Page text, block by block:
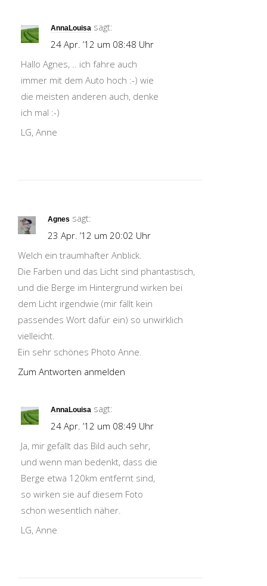
AnnaLouisa sagt:
24 Apr. ’12 um 08:48 Uhr
Hallo Agnes, .. ich fahre auch
immer mit dem Auto hoch :-) wie
die meisten anderen auch, denke
ich mal :-)
LG, Anne
Agnes sagt:
23 Apr. ’12 um 20:02 Uhr
Welch ein traumhafter Anblick.
Die Farben und das Licht sind phantastisch,
und die Berge im Hintergrund wirken bei
dem Licht irgendwie (mir fällt kein
passendes Wort dafür ein) so unwirklich
vielleicht.
Ein sehr schönes Photo Anne.
Zum Antworten anmelden
AnnaLouisa sagt:
24 Apr. ’12 um 08:49 Uhr
Ja, mir gefällt das Bild auch sehr,
und wenn man bedenkt, dass die
Berge etwa 120km entfernt sind,
so wirken sie auf diesem Foto
schon wesentlich näher.
LG, Anne